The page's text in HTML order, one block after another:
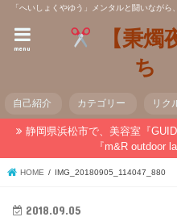
「へいしょくやゆう」メンタルと闘いなが
【秉燭
ち
menu
自己紹介 カテゴリー リク
静岡県浜松市で、美容室『
『m&R outdoor
HOME IMG_20180905_114047_880
2018.09.05